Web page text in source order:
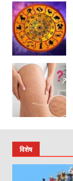
विशेष